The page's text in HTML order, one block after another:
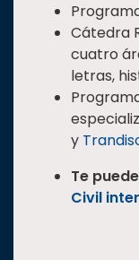
Cátedra
cuatro
letras,
y
Te
Civil